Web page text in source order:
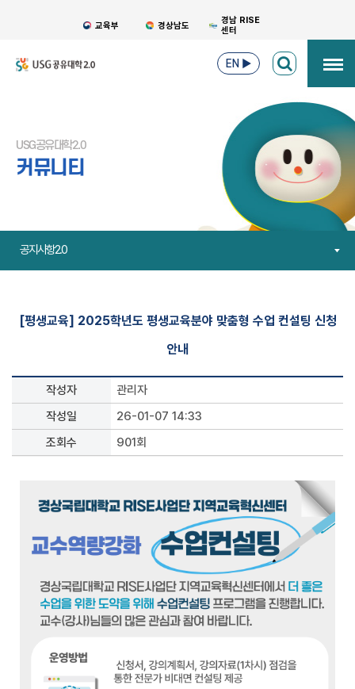
교육부 경상남도
경남 RISE
센터
EN ▶
USG공유대학2.0
커뮤니티
공지사항2.0
[평생교육] 2025학년도 평생교육분야 맞춤형 수업 컨설팅 신청
안내
작성자
관리자
작성일
26-01-07 14:33
조회수
901회